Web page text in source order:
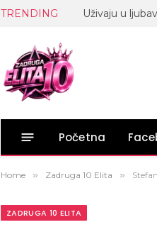
TRENDING
Početna
Home » Zadruga 10 Elita »
ZADRUGA 10 ELITA